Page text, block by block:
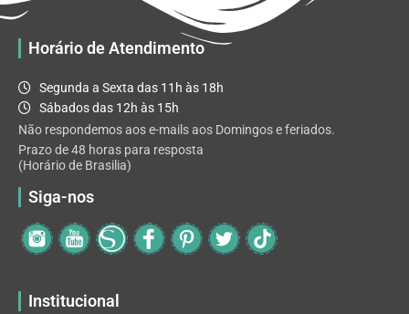
Horário de Atendimento
Segunda a Sexta das 11h às 18h
Sábados das 12h às 15h
Não respondemos aos e-mails aos Domingos e feriados.
Prazo de 48 horas para resposta
(Horário de Brasilia)
Siga-nos
Institucional